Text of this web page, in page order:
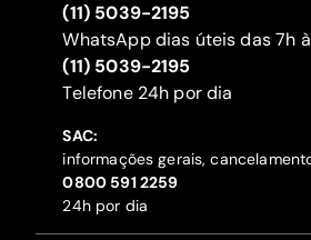
(11) 5039-2195
WhatsApp dias úteis das 7h
(11) 5039-2195
‍Telefone 24h por dia
SAC:
informações gerais,
‍0800 591 2259
24h por dia